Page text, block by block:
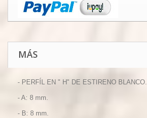
MÁS
- PERFÍL EN " H" DE ESTIRENO BLANCO.
- A: 8 mm.
- B: 8 mm.